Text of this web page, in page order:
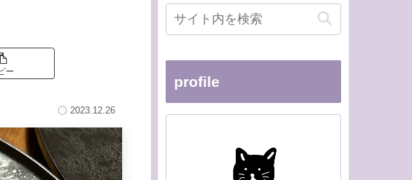
ー
2023.12.26
profile